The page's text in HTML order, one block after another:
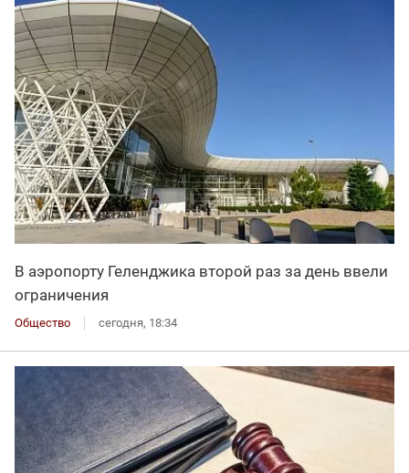
В аэропорту Геленджика второй раз за день ввели
ограничения
Общество сегодня, 18:34